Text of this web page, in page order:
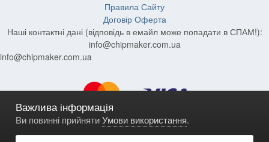
Важлива інформація
Ви повинні прийнятиУмови використання.
Правила Сайту
Договір Оферта
Наші контактні дані (відповідь в емайл може попадати в СПАМ!):
info@chipmaker.com.ua
info@chipmaker.com.ua